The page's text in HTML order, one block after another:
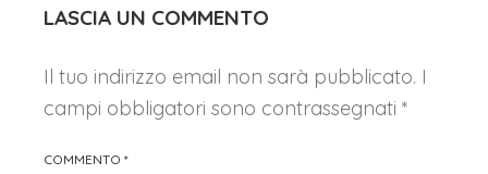
LASCIA UN COMMENTO
Il tuo indirizzo email non sarà pubblicato. I
campi obbligatori sono contrassegnati *
COMMENTO *